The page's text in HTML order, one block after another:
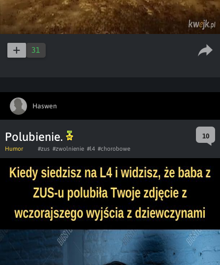
31
Haswen
Polubienie. 10
Humor #zus #zwolnienie #l4 #chorobowe